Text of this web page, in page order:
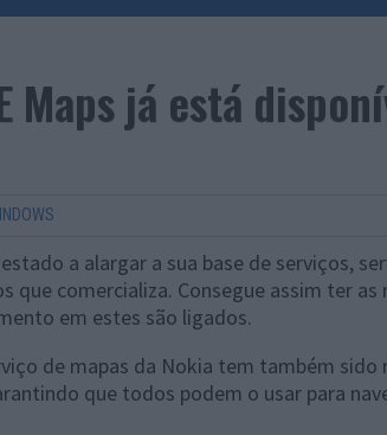
Maps já está
a alargar a sua base de serviços,
que comercializa. Consegue assim ter
em estes são ligados.
de mapas da Nokia tem também
que todos podem o usar para